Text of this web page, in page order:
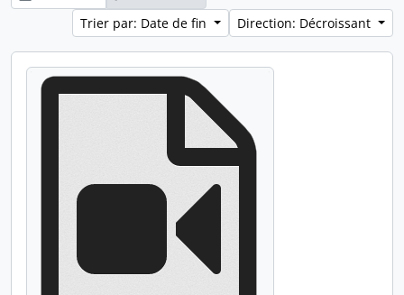
Trier par: Date de fin
Direction: Décroissant